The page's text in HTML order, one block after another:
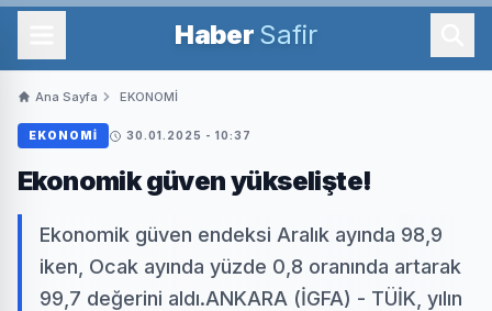
Haber Safir
Ana Sayfa EKONOMİ
EKONOMİ 30.01.2025 - 10:37
Ekonomik güven yükselişte!
Ekonomik güven endeksi Aralık ayında 98,9
iken, Ocak ayında yüzde 0,8 oranında artarak
99,7 değerini aldı.ANKARA (İGFA) - TÜİK, yılın